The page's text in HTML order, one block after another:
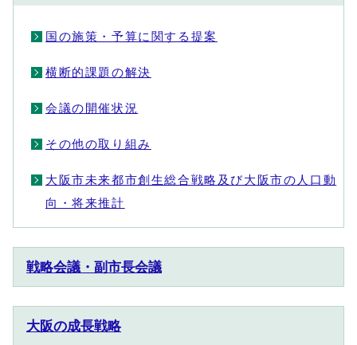
国の施策・予算に関する提案
横断的課題の解決
会議の開催状況
その他の取り組み
大阪市未来都市創生総合戦略及び大阪市の人口動
向・将来推計
戦略会議・副市長会議
大阪の成長戦略